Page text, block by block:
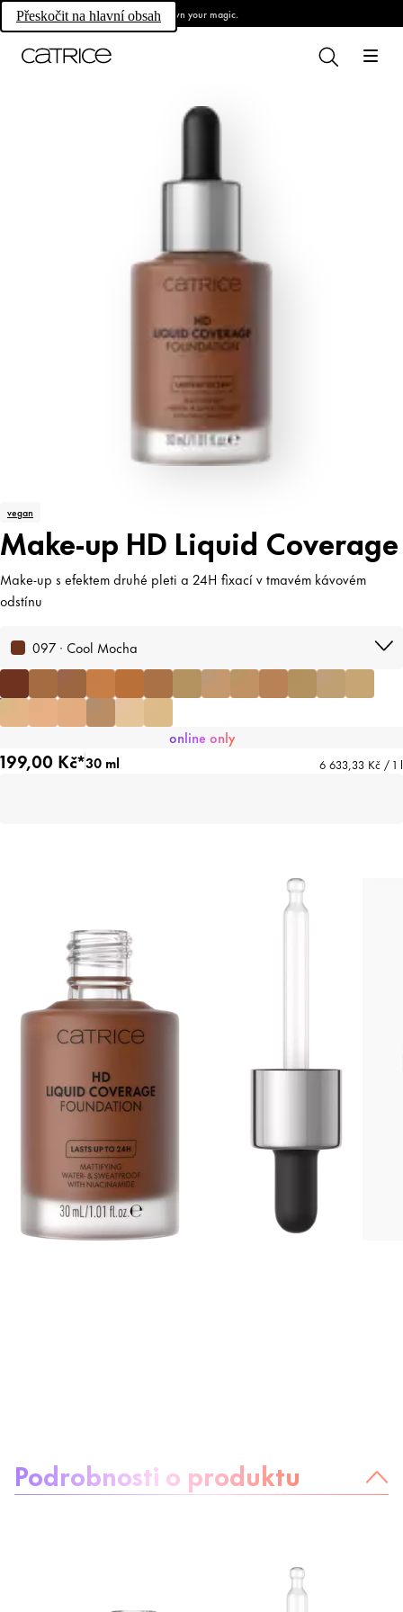
Přeskočit na hlavní obsah Own your magic.
vegan
Make-up HD Liquid Coverage
Make-up s efektem druhé pleti a 24H fixací v tmavém kávovém
odstínu
097 · Cool Mocha
online only
199,00 Kč*30 ml 6 633,33 Kč / 1 l
Podrobnosti o produktu